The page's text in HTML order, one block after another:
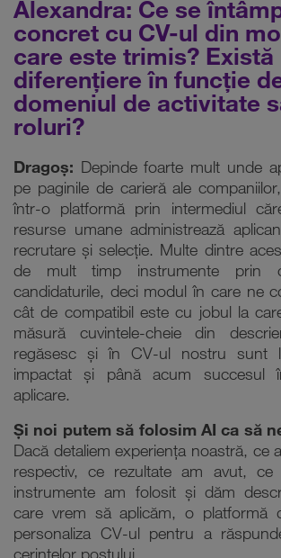
Alexandra: Ce se
concret cu CV-ul din
care este trimis? Există
diferențiere în funcție
domeniul de activitate
roluri?
Dragoș: Depinde foarte mult unde
pe paginile de carieră ale
într-o platformă prin intermediul
resurse umane administrează
recrutare și selecție. Multe dintre
de mult timp instrumente prin
candidaturile, deci modul în care ne
cât de compatibil este cu jobul la
măsură cuvintele-cheie din
regăsesc și în CV-ul nostru sunt
impactat și până acum succesul
aplicare.
Și noi putem să folosim AI ca să
Dacă detaliem experiența noastră, ce
respectiv, ce rezultate am avut,
instrumente am folosit și dăm
care vrem să aplicăm, o platformă
personaliza CV-ul pentru a